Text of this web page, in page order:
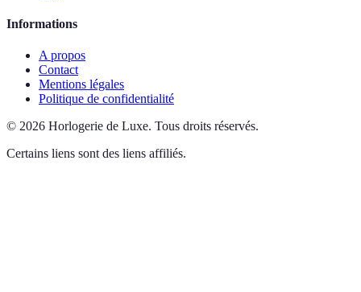
Informations
A propos
Contact
Mentions légales
Politique de confidentialité
© 2026 Horlogerie de Luxe. Tous droits réservés.
Certains liens sont des liens affiliés.